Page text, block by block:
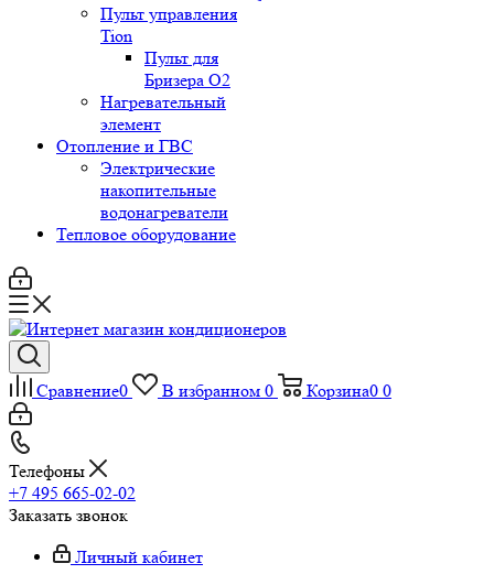
Пульт управления
Tion
Пульт для
Бризера O2
Нагревательный
элемент
Отопление и ГВС
Электрические
накопительные
водонагреватели
Тепловое оборудование
Сравнение0 В избранном 0 Корзина0 0
Телефоны
+7 495 665-02-02
Заказать звонок
Личный кабинет